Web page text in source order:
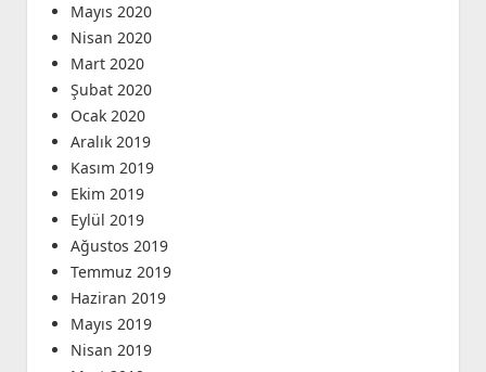
Mayıs 2020
Nisan 2020
Mart 2020
Şubat 2020
Ocak 2020
Aralık 2019
Kasım 2019
Ekim 2019
Eylül 2019
Ağustos 2019
Temmuz 2019
Haziran 2019
Mayıs 2019
Nisan 2019